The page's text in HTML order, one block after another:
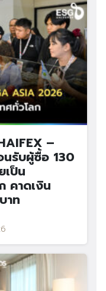
–
รับผู้ซื้อ 130
เป็น
คาดเงิน
าท